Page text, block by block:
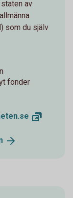
av
som du själv
fonder